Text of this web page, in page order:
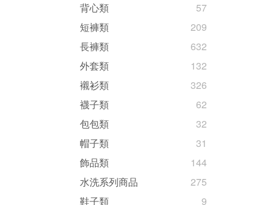
背心類
57
短褲類
209
長褲類
632
外套類
132
襯衫類
326
襪子類
62
包包類
32
帽子類
31
飾品類
144
水洗系列商品
275
鞋子類
9